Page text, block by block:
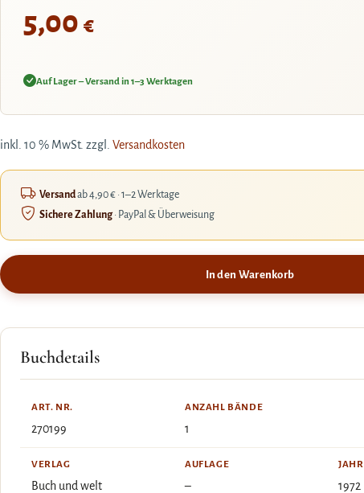
5,00 €
Auf Lager – Versand in 1–3 Werktagen
inkl. 10 % MwSt. zzgl. Versandkosten
Versandab 4,90 € · 1–2 Werktage
Sichere Zahlung· PayPal & Überweisung
In den Warenkorb
Buchdetails
ART. NR.
270199
ANZAHL BÄNDE
1
VERLAG
Buch und welt
AUFLAGE
–
JAHR
1972